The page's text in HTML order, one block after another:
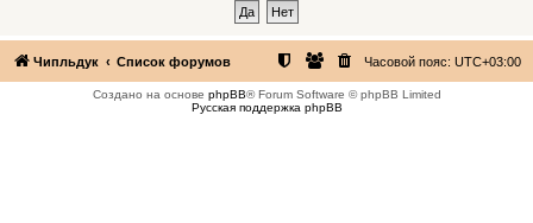
Чипльдук Список форумов Часовой пояс: UTC+03:00
Создано на основе phpBB® Forum Software © phpBB Limited
Русская поддержка phpBB